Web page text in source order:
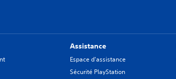
Assistance
Espace d'assistance
Sécurité PlayStation